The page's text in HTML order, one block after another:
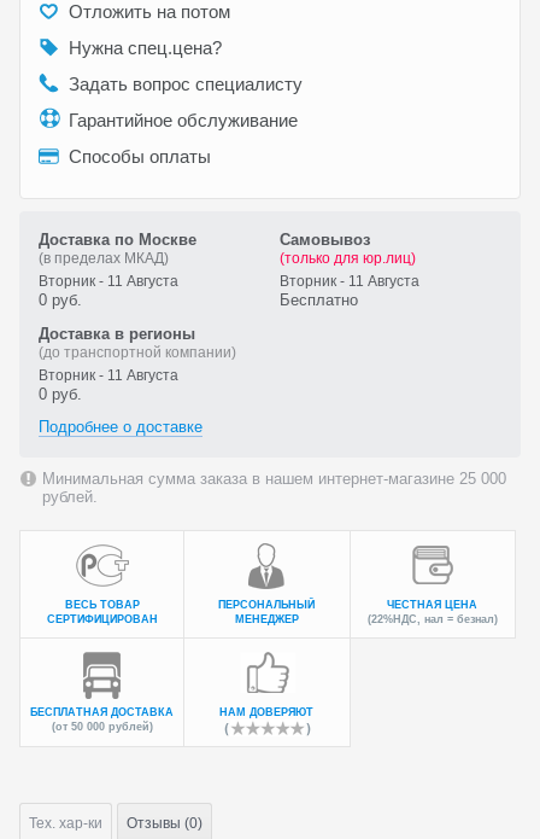
Отложить на потом
Нужна спец.цена?
Задать вопрос специалисту
Гарантийное обслуживание
Способы оплаты
Доставка по Москве
(в пределах МКАД)
Вторник - 11 Августа
0 руб.
Самовывоз
(только для юр.лиц)
Вторник - 11 Августа
Бесплатно
Доставка в регионы
(до транспортной компании)
Вторник - 11 Августа
0 руб.
Подробнее о доставке
Минимальная сумма заказа в нашем интернет-магазине 25 000
рублей.
ВЕСЬ ТОВАР
СЕРТИФИЦИРОВАН
ПЕРСОНАЛЬНЫЙ
МЕНЕДЖЕР
ЧЕСТНАЯ ЦЕНА
(22%НДС, нал = безнал)
БЕСПЛАТНАЯ ДОСТАВКА
(от 50 000 рублей)
НАМ ДОВЕРЯЮТ
Тех. хар-ки Отзывы (0)